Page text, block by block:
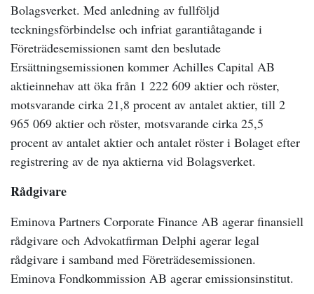
Bolagsverket. Med anledning av fullföljd
teckningsförbindelse och infriat garantiåtagande i
Företrädesemissionen samt den beslutade
Ersättningsemissionen kommer Achilles Capital AB
aktieinnehav att öka från 1 222 609 aktier och röster,
motsvarande cirka 21,8 procent av antalet aktier, till 2
965 069 aktier och röster, motsvarande cirka 25,5
procent av antalet aktier och antalet röster i Bolaget efter
registrering av de nya aktierna vid Bolagsverket.
Rådgivare
Eminova Partners Corporate Finance AB agerar finansiell
rådgivare och Advokatfirman Delphi agerar legal
rådgivare i samband med Företrädesemissionen.
Eminova Fondkommission AB agerar emissionsinstitut.